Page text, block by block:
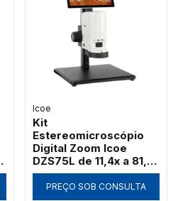
Icoe
Kit
Estereomicroscópio
Digital Zoom Icoe
DZS75L de 11,4x a 81,8x
Tela Touch 10" 4MP
Anel LED HDMI Wi-Fi
PREÇO SOB CONSULTA